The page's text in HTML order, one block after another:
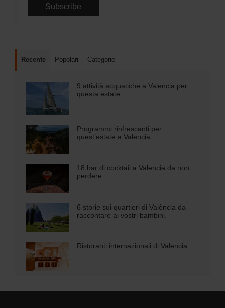
Recente Popolari Categorie
9 attività acquatiche a Valencia per
questa estate
Programmi rinfrescanti per
quest’estate a Valencia
18 bar di cocktail a Valencia da non
perdere
6 storie sui quartieri di València da
raccontare ai vostri bambini.
Ristoranti internazionali di Valencia